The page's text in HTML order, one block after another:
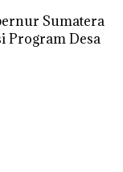
Sumatera
Program Desa